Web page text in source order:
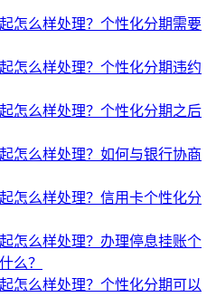
怎么样处理？个性化分期需要
怎么样处理？个性化分期违约
怎么样处理？个性化分期之后
怎么样处理？如何与银行协商
怎么样处理？信用卡个性化分
怎么样处理？办理停息挂账个
么？
怎么样处理？个性化分期可以